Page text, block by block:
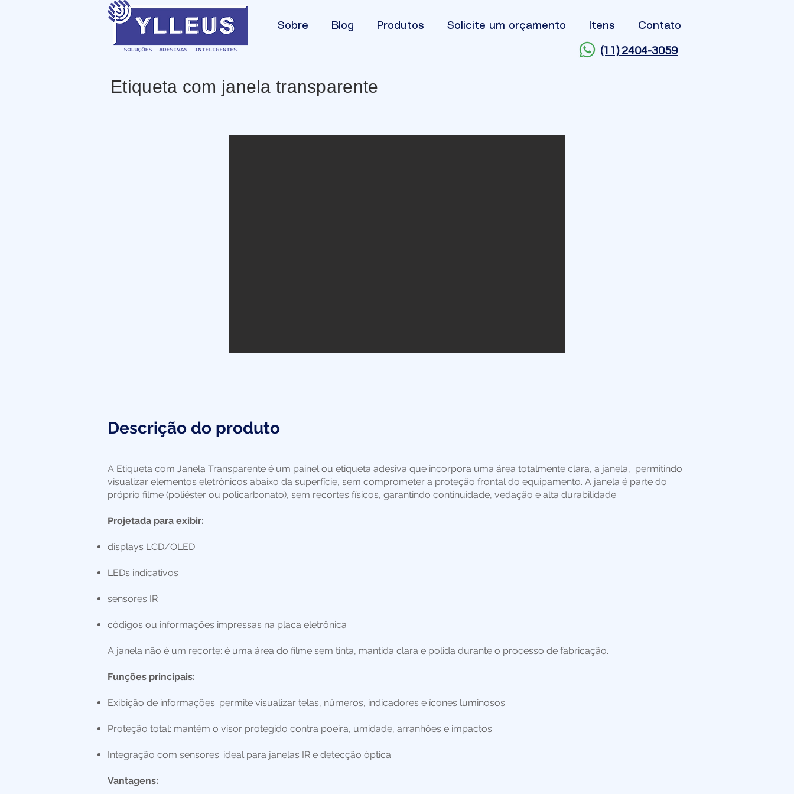
Sobre Blog Produtos Solicite um orçamento Itens Contato
(11) 2404-3059
Etiqueta com janela transparente
Descrição do produto
A Etiqueta com Janela Transparente é um painel ou etiqueta adesiva que incorpora uma área totalmente clara, a janela, permitindo
visualizar elementos eletrônicos abaixo da superfície, sem comprometer a proteção frontal do equipamento. A janela é parte do
próprio filme (poliéster ou policarbonato), sem recortes físicos, garantindo continuidade, vedação e alta durabilidade.
Projetada para exibir:
displays LCD/OLED
LEDs indicativos
sensores IR
códigos ou informações impressas na placa eletrônica
A janela não é um recorte: é uma área do filme sem tinta, mantida clara e polida durante o processo de fabricação.
Funções principais:
Exibição de informações: permite visualizar telas, números, indicadores e ícones luminosos.
Proteção total: mantém o visor protegido contra poeira, umidade, arranhões e impactos.
Integração com sensores: ideal para janelas IR e detecção óptica.
Vantagens: